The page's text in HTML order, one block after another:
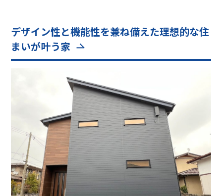
デザイン性と機能性を兼ね備えた理想的な住
まいが叶う家